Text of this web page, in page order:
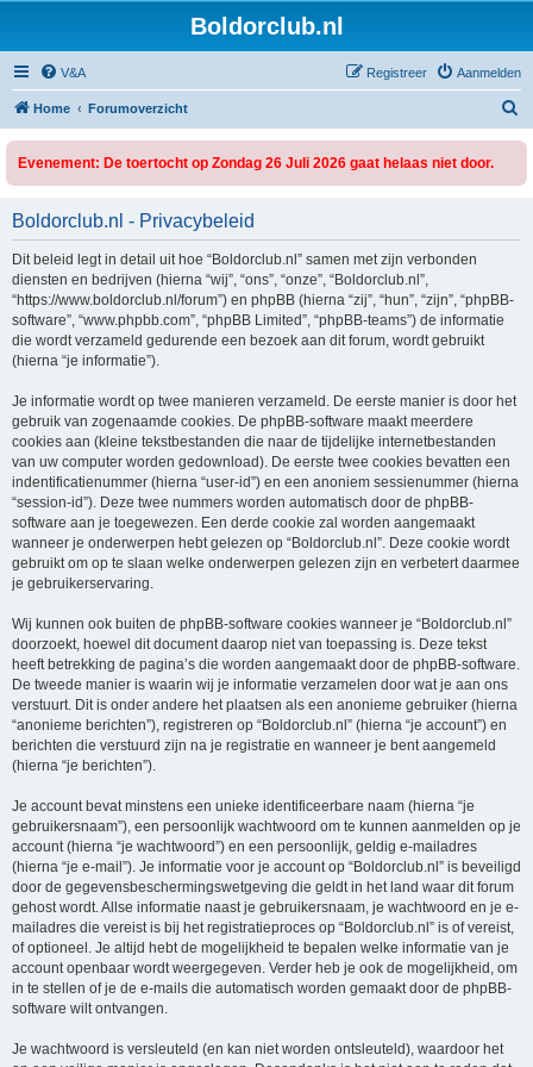
Boldorclub.nl
V&A Aanmelden
Registreer
Home Forumoverzicht
Evenement: De toertocht op Zondag 26 Juli 2026 gaat helaas niet door.
Boldorclub.nl - Privacybeleid
Dit beleid legt in detail uit hoe “Boldorclub.nl” samen met zijn verbonden
diensten en bedrijven (hierna “wij”, “ons”, “onze”, “Boldorclub.nl”,
“https://www.boldorclub.nl/forum”) en phpBB (hierna “zij”, “hun”, “zijn”, “phpBB-
software”, “www.phpbb.com”, “phpBB Limited”, “phpBB-teams”) de informatie
die wordt verzameld gedurende een bezoek aan dit forum, wordt gebruikt
(hierna “je informatie”).
Je informatie wordt op twee manieren verzameld. De eerste manier is door het
gebruik van zogenaamde cookies. De phpBB-software maakt meerdere
cookies aan (kleine tekstbestanden die naar de tijdelijke internetbestanden
van uw computer worden gedownload). De eerste twee cookies bevatten een
indentificatienummer (hierna “user-id”) en een anoniem sessienummer (hierna
“session-id”). Deze twee nummers worden automatisch door de phpBB-
software aan je toegewezen. Een derde cookie zal worden aangemaakt
wanneer je onderwerpen hebt gelezen op “Boldorclub.nl”. Deze cookie wordt
gebruikt om op te slaan welke onderwerpen gelezen zijn en verbetert daarmee
je gebruikerservaring.
Wij kunnen ook buiten de phpBB-software cookies wanneer je “Boldorclub.nl”
doorzoekt, hoewel dit document daarop niet van toepassing is. Deze tekst
heeft betrekking de pagina’s die worden aangemaakt door de phpBB-software.
De tweede manier is waarin wij je informatie verzamelen door wat je aan ons
verstuurt. Dit is onder andere het plaatsen als een anonieme gebruiker (hierna
“anonieme berichten”), registreren op “Boldorclub.nl” (hierna “je account”) en
berichten die verstuurd zijn na je registratie en wanneer je bent aangemeld
(hierna “je berichten”).
Je account bevat minstens een unieke identificeerbare naam (hierna “je
gebruikersnaam”), een persoonlijk wachtwoord om te kunnen aanmelden op je
account (hierna “je wachtwoord”) en een persoonlijk, geldig e-mailadres
(hierna “je e-mail”). Je informatie voor je account op “Boldorclub.nl” is beveiligd
door de gegevensbeschermingswetgeving die geldt in het land waar dit forum
gehost wordt. Allse informatie naast je gebruikersnaam, je wachtwoord en je e-
mailadres die vereist is bij het registratieproces op “Boldorclub.nl” is of vereist,
of optioneel. Je altijd hebt de mogelijkheid te bepalen welke informatie van je
account openbaar wordt weergegeven. Verder heb je ook de mogelijkheid, om
in te stellen of je de e-mails die automatisch worden gemaakt door de phpBB-
software wilt ontvangen.
Je wachtwoord is versleuteld (en kan niet worden ontsleuteld), waardoor het